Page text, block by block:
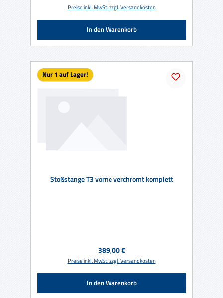
Preise inkl. MwSt. zzgl. Versandkosten
In den Warenkorb
Nur 1 auf Lager!
Stoßstange T3 vorne verchromt komplett
Regulärer Preis:
389,00 €
Preise inkl. MwSt. zzgl. Versandkosten
In den Warenkorb